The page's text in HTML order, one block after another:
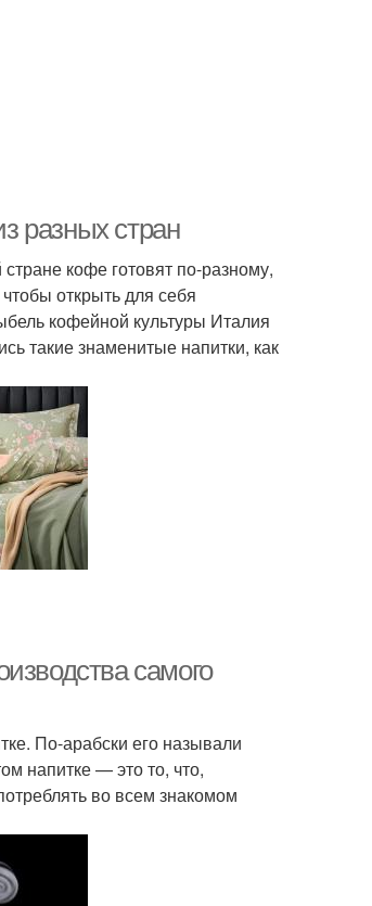
разных стран
кофе готовят по-разному,
открыть для себя
кофейной культуры Италия
такие знаменитые напитки, как
самого
По-арабски его называли
напитке — это то, что,
во всем знакомом